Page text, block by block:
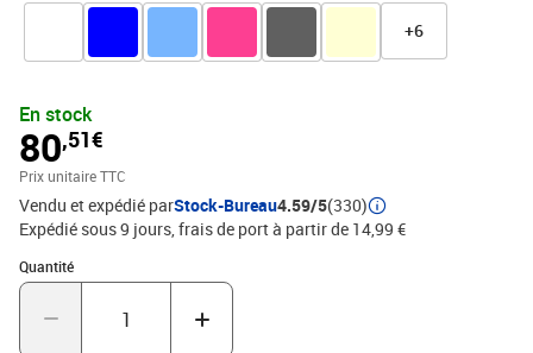
+6
En stock
80,51€
Prix unitaire TTC
Vendu et expédié parStock-Bureau4.59/5(330)
Expédié sous 9 jours, frais de port à partir de 14,99 €
Quantité
Quantité : 1